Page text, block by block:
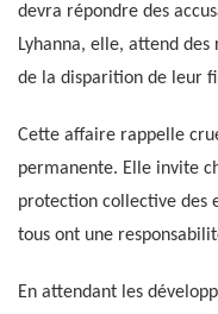
devra répondre des
Lyhanna, elle, attend
de la disparition de leur
Cette affaire rappelle
permanente. Elle invite
protection collective des
tous ont une
En attendant les